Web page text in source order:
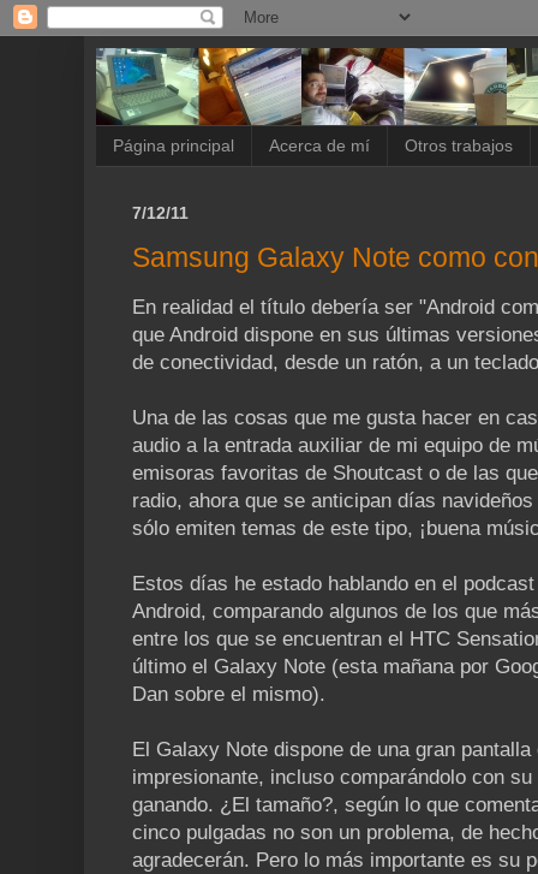
Página principal Acerca de mí Otros trabajos
7/12/11
Samsung Galaxy Note como
En realidad el título debería ser "Android
que Android dispone en sus últimas
de conectividad, desde un ratón, a un
Una de las cosas que me gusta hacer en
audio a la entrada auxiliar de mi equipo de
emisoras favoritas de Shoutcast o de las
radio, ahora que se anticipan días
sólo emiten temas de este tipo, ¡buena
Estos días he estado hablando en el
Android, comparando algunos de los que
entre los que se encuentran el HTC
último el Galaxy Note (esta mañana por
Dan sobre el mismo).
El Galaxy Note dispone de una gran pantalla
impresionante, incluso comparándolo con
ganando. ¿El tamaño?, según lo que
cinco pulgadas no son un problema, de
agradecerán. Pero lo más importante es su